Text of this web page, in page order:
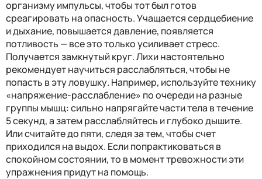
организму импульсы, чтобы тот был готов
среагировать на опасность. Учащается сердцебиение
и дыхание, повышается давление, появляется
потливость — все это только усиливает стресс.
Получается замкнутый круг. Лихи настоятельно
рекомендует научиться расслабляться, чтобы не
попасть в эту ловушку. Например, используйте технику
«напряжение-расслабление» по очереди на разные
группы мышц: сильно напрягайте части тела в течение
5 секунд, а затем расслабляйтесь и глубоко дышите.
Или считайте до пяти, следя за тем, чтобы счет
приходился на выдох. Если попрактиковаться в
спокойном состоянии, то в момент тревожности эти
упражнения придут на помощь.